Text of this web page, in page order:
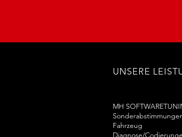
UNSERE
MH
Fahrzeug
Diagnose/